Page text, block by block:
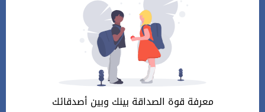
معرفة قوة الصداقة بينك وبين أصدقائك